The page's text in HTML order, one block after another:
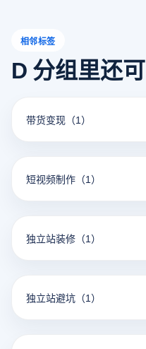
相邻标签
D 分组里还
带货变现 （1）
短视频制作 （1）
独立站装修 （1）
独立站避坑 （1）